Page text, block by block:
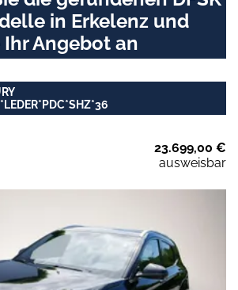
in Erkelenz und
Angebot an
23.699,00 €
ausweisbar